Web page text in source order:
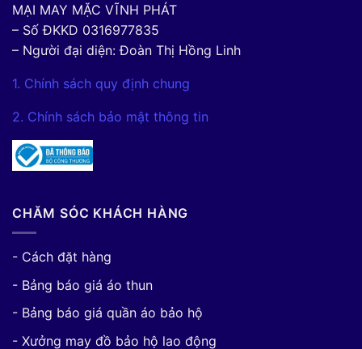
MẠI MAY MẶC VĨNH PHÁT
– Số ĐKKD 0316977835
– Người đại diện: Đoàn Thị Hồng Linh
1. Chính sách quy định chung
2. Chính sách bảo mật thông tin
CHĂM SÓC KHÁCH HÀNG
- Cách đặt hàng
- Bảng báo giá áo thun
- Bảng báo giá quần áo bảo hộ
- Xưởng may đồ bảo hộ lao động